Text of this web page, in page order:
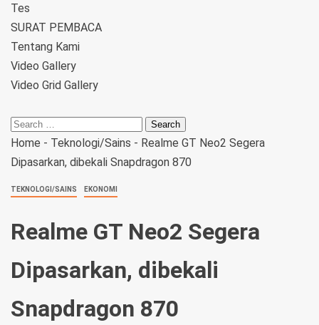
Tes
SURAT PEMBACA
Tentang Kami
Video Gallery
Video Grid Gallery
Home - Teknologi/Sains - Realme GT Neo2 Segera
Dipasarkan, dibekali Snapdragon 870
TEKNOLOGI/SAINS EKONOMI
Realme GT Neo2 Segera
Dipasarkan, dibekali
Snapdragon 870